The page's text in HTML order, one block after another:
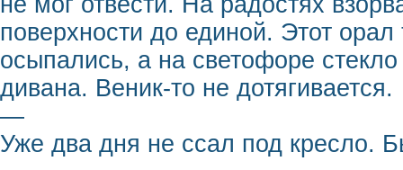
поверхности до единой. Этот
осыпались, а на светофоре
дивана. Веник-то не дотягивается.
—
Уже два дня не ссал под кресло.